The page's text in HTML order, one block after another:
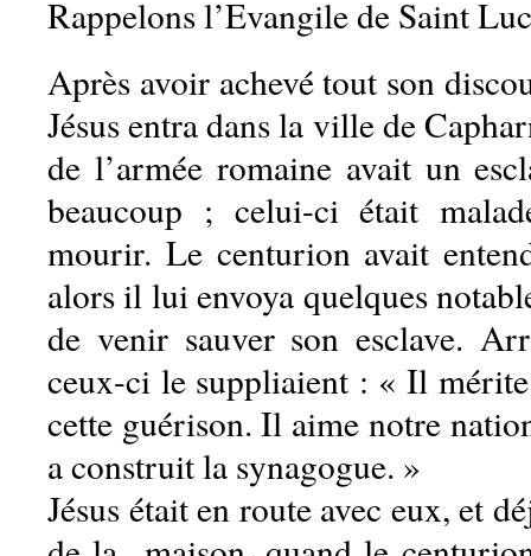
Rappelons l’Evangile de Saint
Après avoir achevé tout son
Jésus entra dans la ville de
de l’armée romaine avait un
beaucoup ; celui-ci était
mourir. Le centurion avait
alors il lui envoya quelques
de venir sauver son esclave.
ceux-ci le suppliaient : « Il
cette guérison. Il aime notre
a construit la synagogue. »
Jésus était en route avec eux, et